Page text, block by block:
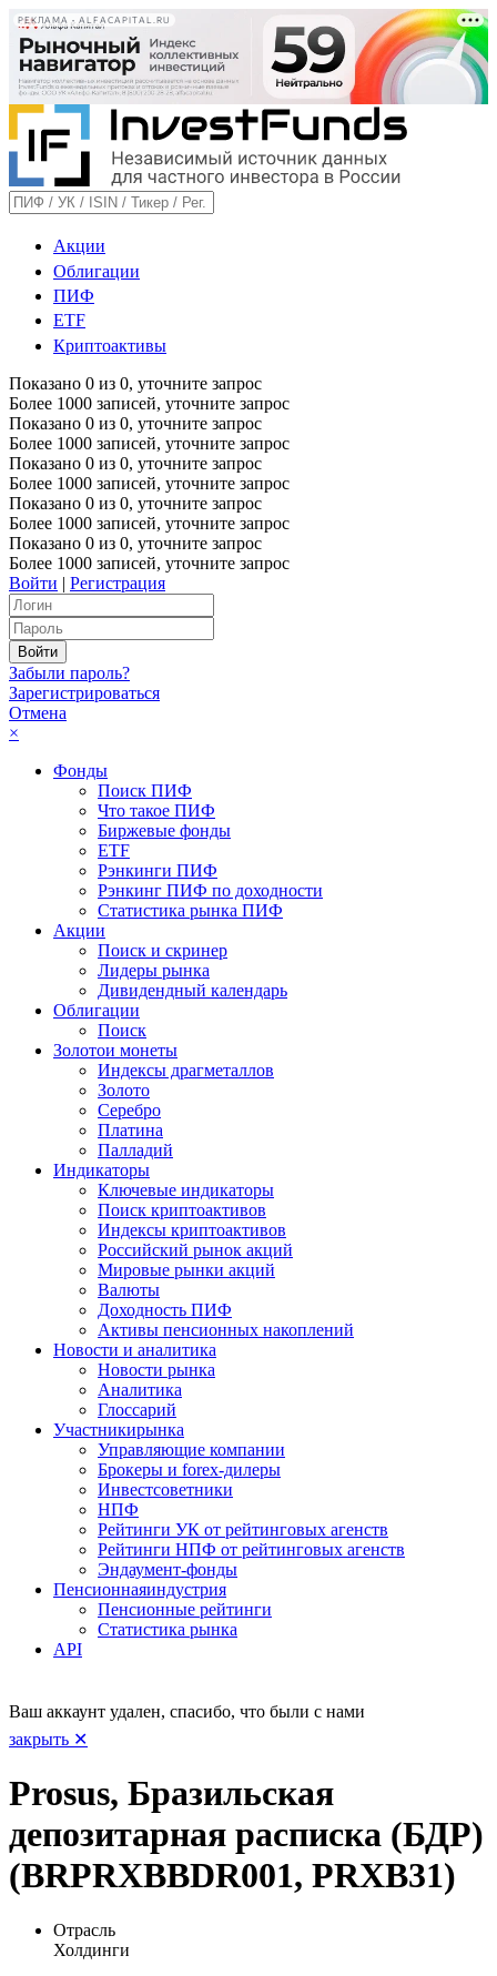
РЕКЛАМА • ALFACAPITAL.RU
Акции
Облигации
ПИФ
ETF
Криптоактивы
Показано 0 из 0, уточните запрос
Более 1000 записей, уточните запрос
Показано 0 из 0, уточните запрос
Более 1000 записей, уточните запрос
Показано 0 из 0, уточните запрос
Более 1000 записей, уточните запрос
Показано 0 из 0, уточните запрос
Более 1000 записей, уточните запрос
Показано 0 из 0, уточните запрос
Более 1000 записей, уточните запрос
Войти | Регистрация
Забыли пароль?
Зарегистрироваться
Отмена
×
Фонды
Поиск ПИФ
Что такое ПИФ
Биржевые фонды
ETF
Рэнкинги ПИФ
Рэнкинг ПИФ по доходности
Статистика рынка ПИФ
Акции
Поиск и скринер
Лидеры рынка
Дивидендный календарь
Облигации
Поиск
Золотои монеты
Индексы драгметаллов
Золото
Серебро
Платина
Палладий
Индикаторы
Ключевые индикаторы
Поиск криптоактивов
Индексы криптоактивов
Российский рынок акций
Мировые рынки акций
Валюты
Доходность ПИФ
Активы пенсионных накоплений
Новости и аналитика
Новости рынка
Аналитика
Глоссарий
Участникирынка
Управляющие компании
Брокеры и forex-дилеры
Инвестсоветники
НПФ
Рейтинги УК от рейтинговых агенств
Рейтинги НПФ от рейтинговых агенств
Эндаумент-фонды
Пенсионнаяиндустрия
Пенсионные рейтинги
Статистика рынка
API
Ваш аккаунт удален, спасибо, что были с нами
закрыть ✕
Prosus, Бразильская
депозитарная расписка (БДР)
(BRPRXBBDR001, PRXB31)
Отрасль
Холдинги